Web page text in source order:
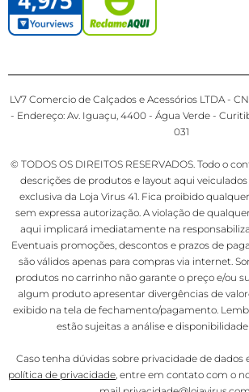
LV7 Comercio de Calçados e Acessórios LTDA -
- Endereço: Av. Iguaçu, 4400 - Água Verde -
031
© TODOS OS DIREITOS RESERVADOS. Todo o
descrições de produtos e layout aqui
exclusiva da Loja Virus 41. Fica proibido
sem expressa autorização. A violação de
aqui implicará imediatamente na
Eventuais promoções, descontos e prazos de
são válidos apenas para compras via internet.
produtos no carrinho não garante o preço e/ou
algum produto apresentar divergências de
exibido na tela de fechamento/pagamento.
estão sujeitas a análise e
Caso tenha dúvidas sobre privacidade de dados
política de privacidade, entre em contato com o